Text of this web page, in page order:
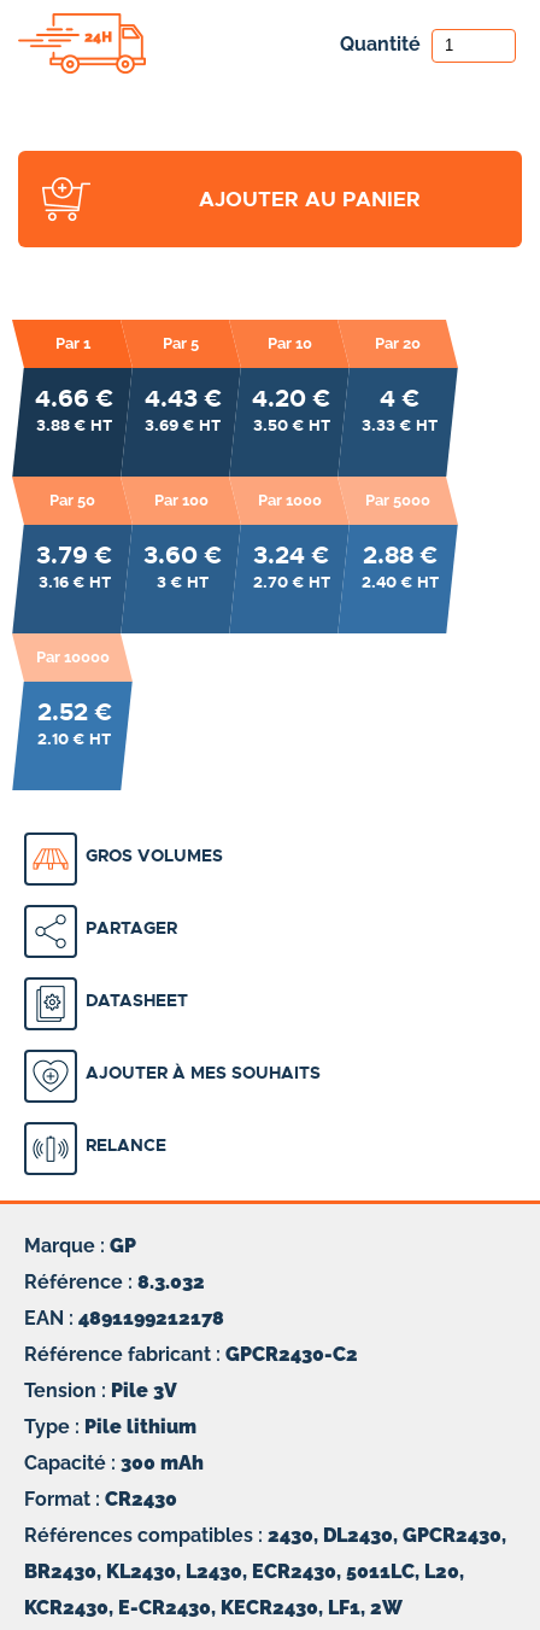
Quantité
AJOUTER AU PANIER
Par 1
4.66 €
3.88 € HT
Par 5
4.43 €
3.69 € HT
Par 10
4.20 €
3.50 € HT
Par 20
4 €
3.33 € HT
Par 50
3.79 €
3.16 € HT
Par 100
3.60 €
3 € HT
Par 1000
3.24 €
2.70 € HT
Par 5000
2.88 €
2.40 € HT
Par 10000
2.52 €
2.10 € HT
GROS VOLUMES
PARTAGER
DATASHEET
AJOUTER À MES SOUHAITS
RELANCE
Marque : GP
Référence : 8.3.032
EAN : 4891199212178
Référence fabricant : GPCR2430-C2
Tension : Pile 3V
Type : Pile lithium
Capacité : 300 mAh
Format : CR2430
Références compatibles : 2430, DL2430, GPCR2430,
BR2430, KL2430, L2430, ECR2430, 5011LC, L20,
KCR2430, E-CR2430, KECR2430, LF1, 2W